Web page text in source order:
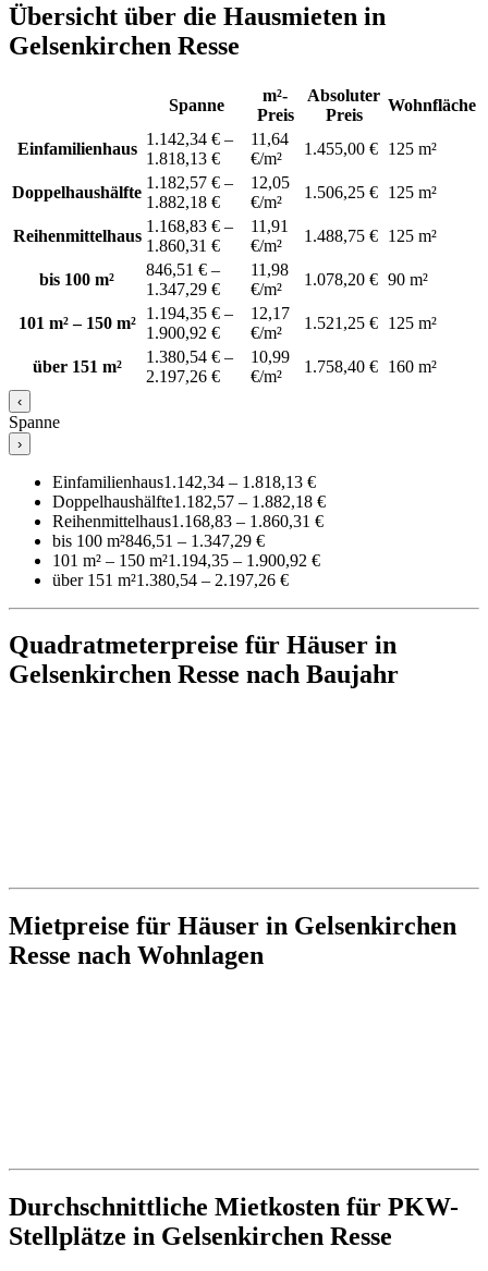
Übersicht über die Hausmieten in
Gelsenkirchen Resse
Spanne
m²-
Preis
Absoluter
Preis
Wohnfläche
Einfamilienhaus
1.142,34 € –
1.818,13 €
11,64
€/m²
1.455,00 € 125 m²
Doppelhaushälfte
1.182,57 € –
1.882,18 €
12,05
€/m²
1.506,25 € 125 m²
Reihenmittelhaus
1.168,83 € –
1.860,31 €
11,91
€/m²
1.488,75 € 125 m²
bis 100 m²
846,51 € –
1.347,29 €
11,98
€/m²
1.078,20 € 90 m²
101 m² – 150 m²
1.194,35 € –
1.900,92 €
12,17
€/m²
1.521,25 € 125 m²
über 151 m²
1.380,54 € –
2.197,26 €
10,99
€/m²
1.758,40 € 160 m²
‹
Spanne
›
Einfamilienhaus1.142,34 – 1.818,13 €
Doppelhaushälfte1.182,57 – 1.882,18 €
Reihenmittelhaus1.168,83 – 1.860,31 €
bis 100 m²846,51 – 1.347,29 €
101 m² – 150 m²1.194,35 – 1.900,92 €
über 151 m²1.380,54 – 2.197,26 €
Quadratmeterpreise für Häuser in
Gelsenkirchen Resse nach Baujahr
Mietpreise für Häuser in Gelsenkirchen
Resse nach Wohnlagen
Durchschnittliche Mietkosten für PKW-
Stellplätze in Gelsenkirchen Resse